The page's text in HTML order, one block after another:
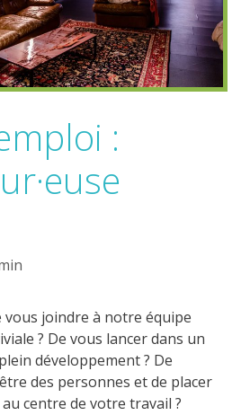
:
vous joindre à notre équipe
? De vous lancer dans un
développement ? De
des personnes et de placer
centre de votre travail ?